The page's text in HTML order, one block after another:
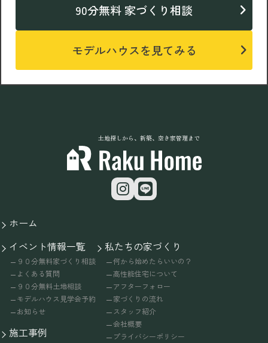
90分無料 家づくり相談
モデルハウスを見てみる
土地探しから、新築、空き家管理まで
ホーム
イベント情報一覧
９０分無料家づくり相談
よくある質問
９０分無料土地相談
モデルハウス見学会予約
お知らせ
施工事例
私たちの家づくり
何から始めたらいいの？
高性能住宅について
アフターフォロー
家づくりの流れ
スタッフ紹介
会社概要
プライバシーポリシー